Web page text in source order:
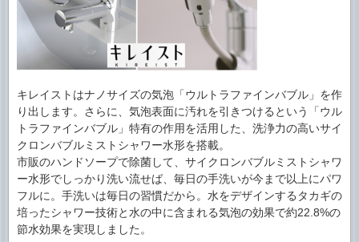
キレイストはナノサイズの気泡「ウルトラファインバブル」を作
り出します。さらに、気泡表面に汚れを引きつけるという「ウル
トラファインバブル」特有の作用を活用した、洗浄力の高いサイ
クロンバブルミストシャワー水形を搭載。
市販のハンドソープで除菌して、サイクロンバブルミストシャワ
ー水形でしっかり洗い流せば、毎日の手洗いが今まで以上にパワ
フルに。手洗いは毎日の習慣だから。水をデザインするタカギの
培ったシャワー技術と水の中に含まれる気泡の効果で約22.8%の
節水効果を実現しました。